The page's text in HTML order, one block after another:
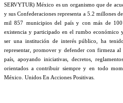
SERVYTUR) México es un organismo que de
y sus Confederaciones representa a 5.2 millones
mil 857 municipios del país y con más de
existencia y participado en el rumbo económico
ser una institución de interés público, ha
representar, promover y defender con firmeza
país, apoyando iniciativas, decretos,
orientados a contribuir siempre y en todo
México. Unidos En Acciones Positivas.